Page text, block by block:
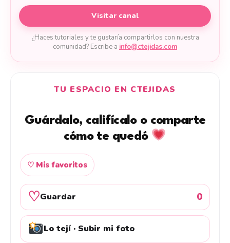
Visitar canal
¿Haces tutoriales y te gustaría compartirlos con nuestra
comunidad? Escribe a info@ctejidas.com
TU ESPACIO EN CTEJIDAS
Guárdalo, califícalo o comparte
cómo te quedó
♡ Mis favoritos
♡Guardar 0
Lo tejí · Subir mi foto